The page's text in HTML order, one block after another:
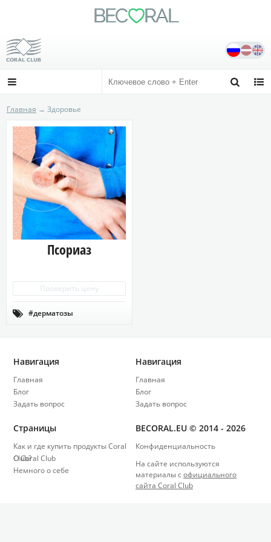
BECRAL
Сайт независимого дистрибьютора
Официальный сайт coral-club.com
 

Главная → Здоровье
Псориаз
Проверить цену
 #дерматозы
Навигация
Главная
Блог
Задать вопрос
Навигация
Главная
Блог
Задать вопрос
Страницы
Как и где купить продукты Coral
Club?
О Coral Club
Немного о себе
BECORAL.EU © 2014 - 2026
Конфиденциальность
На сайте используются
материалы софициального
сайта Coral Club